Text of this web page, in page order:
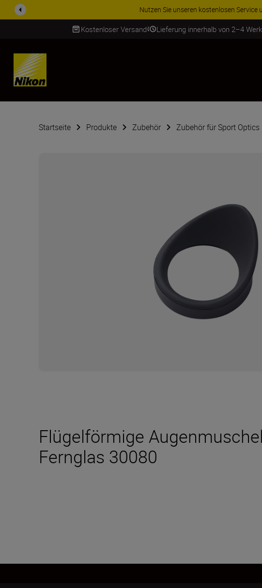
Nutzen Sie unseren kostenlosen Service
Kostenloser Versand Lieferung innerhalb von 2–4
SKIP
Startseite Produkte Zubehör Zubehör für Sport Optics
Flügelförmige
Fernglas 30080